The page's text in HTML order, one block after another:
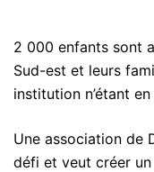
2 000 enfants sont
Sud-est et leurs
institution n’étant
Une association de
défi et veut créer un